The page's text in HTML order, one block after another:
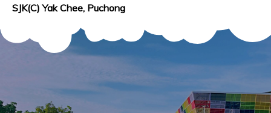
SJK(C) Yak Chee, Puchong